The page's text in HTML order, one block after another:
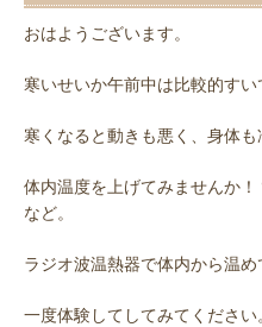
おはようございます。
寒いせいか午前中は比較的すい
寒くなると動きも悪く、身体も
体内温度を上げてみませんか
など。
ラジオ波温熱器で体内から温め
一度体験してしてみてください